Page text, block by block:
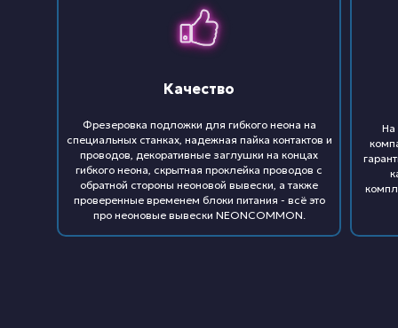
На
Фрезеровка подложки для гибкого неона на
специальных станках, надежная пайка контактов и
проводов, декоративные заглушки на концах
гибкого неона, скрытная проклейка проводов с
обратной стороны неоновой вывески, а также
проверенные временем блоки питания - всё это
про неоновые вывески NEONCOMMON.
Качество